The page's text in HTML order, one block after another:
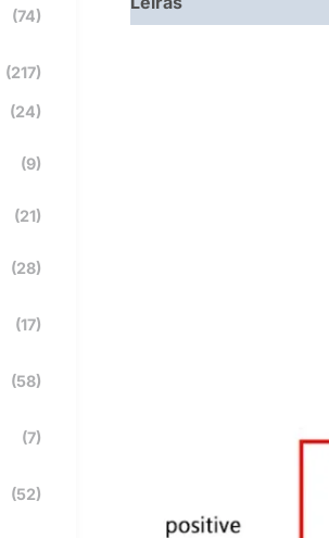
(74)
(217)
(24)
(9)
(21)
(28)
(17)
(58)
(7)
(52)